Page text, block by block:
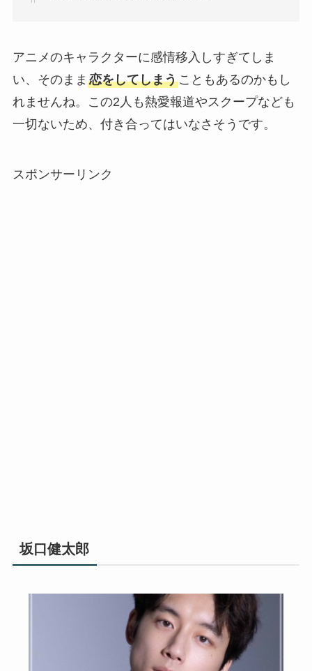
アニメのキャラクターに感情移入しすぎてしま
い、そのまま 恋をしてしまうこともあるのかもし
れませんね。この2人も熱愛報道やスクープなども
一切ないため、付き合ってはいなさそうです。
スポンサーリンク
坂口健太郎